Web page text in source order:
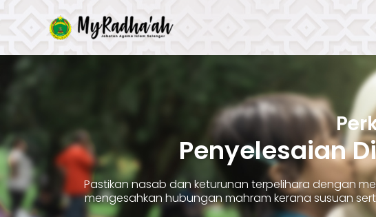
Skip
to
content
Penyelesaian
Pastikan nasab dan keturunan terpelihara dengan
mengesahkan hubungan mahram kerana susuan